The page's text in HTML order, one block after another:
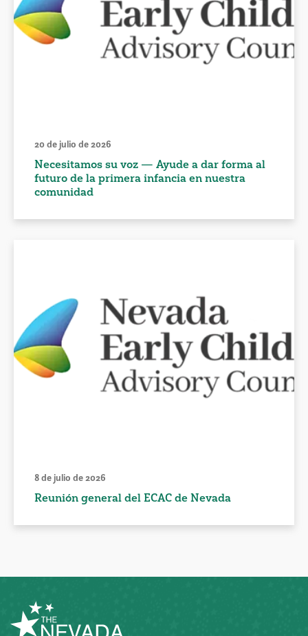
20 de julio de 2026
Necesitamos su voz — Ayude a dar forma al
futuro de la primera infancia en nuestra
comunidad
8 de julio de 2026
Reunión general del ECAC de Nevada